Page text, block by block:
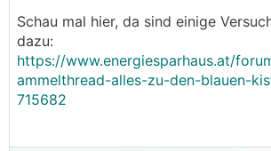
werden:
Weiters MUSS!! bei den Solaredge
Einstellungen, das Protocol auf
SE-Logger) eingestellt werden.
Schau mal hier, da sind einige
dazu:
https://www.energiesparhaus.at/
ammelthread-alles-zu-den-blauen-
715682